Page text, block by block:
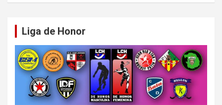
Liga de Honor